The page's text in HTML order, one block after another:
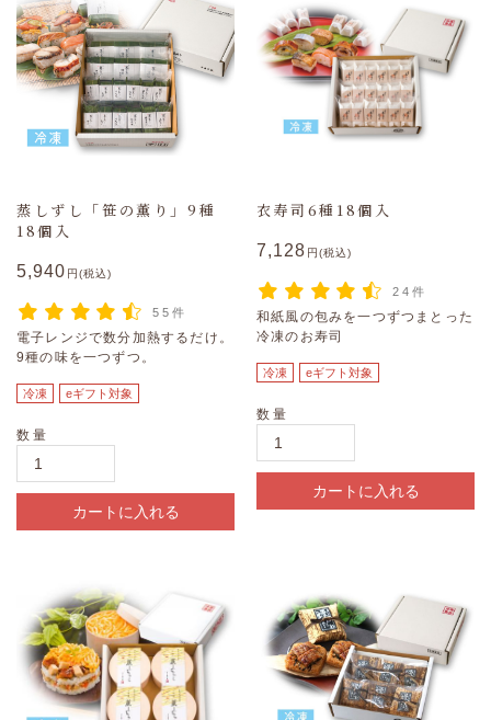
蒸しずし「笹の薫り」9種
18個入
5,940 円(税込)
55件
電子レンジで数分加熱するだけ。
9種の味を一つずつ。
冷凍 eギフト対象
数量
カートに入れる
衣寿司6種18個入
7,128 円(税込)
24件
和紙風の包みを一つずつまとった
冷凍のお寿司
冷凍 eギフト対象
数量
カートに入れる